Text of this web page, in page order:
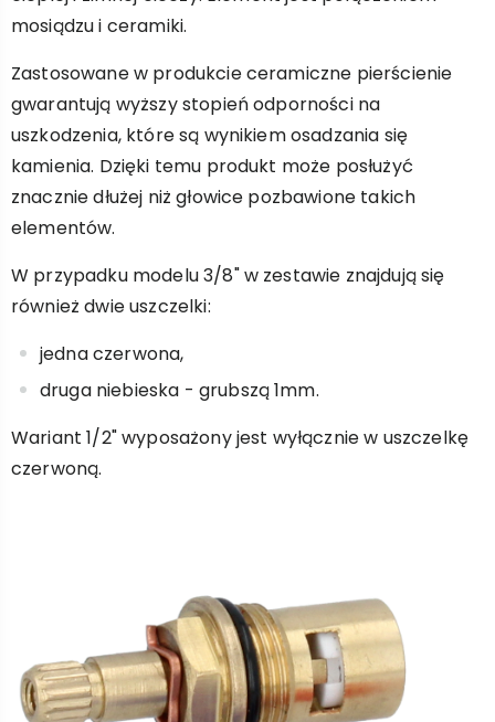
mosiądzu i ceramiki.
Zastosowane w produkcie ceramiczne pierścienie
gwarantują wyższy stopień odporności na
uszkodzenia, które są wynikiem osadzania się
kamienia. Dzięki temu produkt może posłużyć
znacznie dłużej niż głowice pozbawione takich
elementów.
W przypadku modelu 3/8" w zestawie znajdują się
również dwie uszczelki:
jedna czerwona,
druga niebieska - grubszą 1mm.
Wariant 1/2" wyposażony jest wyłącznie w uszczelkę
czerwoną.